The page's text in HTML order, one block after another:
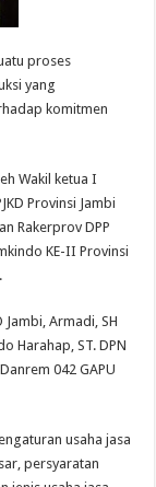
proses
yang
komitmen
Wakil ketua I
Provinsi Jambi
Rakerprov DPP
KE-II Provinsi
Jambi, Armadi, SH
Harahap, ST. DPN
042 GAPU
usaha jasa
persyaratan